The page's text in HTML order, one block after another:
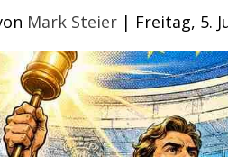
Mark Steier | Freitag, 5.